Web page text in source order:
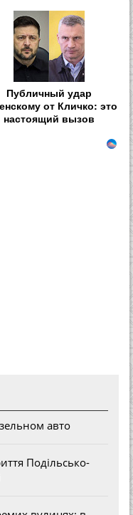
Публичный удар
от Кличко: это
настоящий вызов
авто
Подільсько-